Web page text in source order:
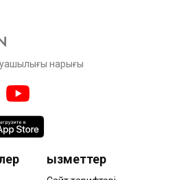
нарығы
Қызметтер